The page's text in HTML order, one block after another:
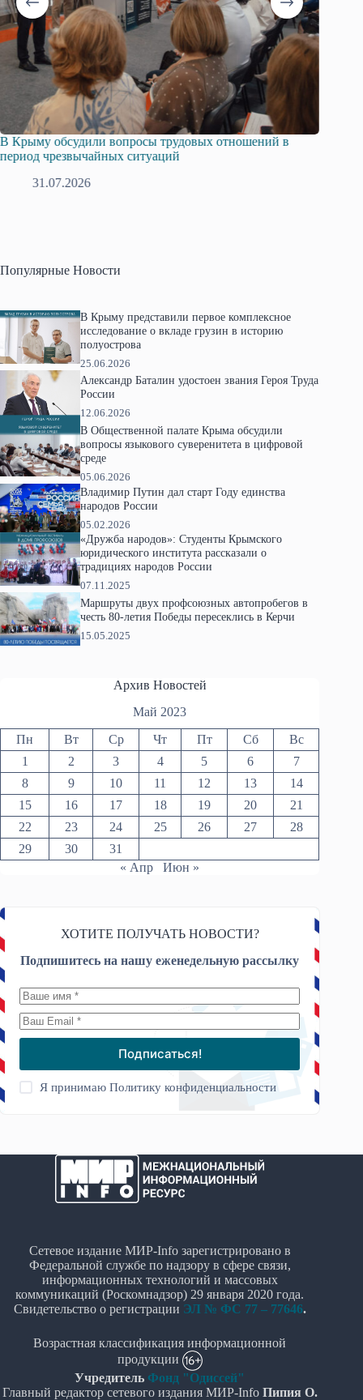
В Крыму обсудили вопросы трудовых отношений в
период чрезвычайных ситуаций
31.07.2026
Популярные Новости
В Крыму представили первое комплексное
исследование о вкладе грузин в историю
полуострова
25.06.2026
Александр Баталин удостоен звания Героя Труда
России
12.06.2026
В Общественной палате Крыма обсудили
вопросы языкового суверенитета в цифровой
среде
05.06.2026
Владимир Путин дал старт Году единства
народов России
05.02.2026
«Дружба народов»: Студенты Крымского
юридического института рассказали о
традициях народов России
07.11.2025
Маршруты двух профсоюзных автопробегов в
честь 80-летия Победы пересеклись в Керчи
15.05.2025
Архив Новостей
Май 2023
Пн Вт Ср Чт Пт Сб
Вс
1
2 3 4 5 6
7
8
9 10 11 12 13
14
15
16 17 18 19 20
21
22
23 24 25 26 27
28
29
30
31
« Апр
Июн »
ХОТИТЕ ПОЛУЧАТЬ НОВОСТИ?
Подпишитесь на нашу еженедельную рассылку
Подписаться!
Я принимаюПолитику конфиденциальности
Сетевое издание МИР-Info зарегистрировано в
Федеральной службе по надзору в сфере связи,
информационных технологий и массовых
коммуникаций (Роскомнадзор) 29 января 2020 года.
Свидетельство о регистрации ЭЛ № ФС 77 – 77646.
Возрастная классификация информационной
продукции
Учредитель Фонд "Одиссей"
Главный редактор сетевого издания МИР-Info Пипия О.